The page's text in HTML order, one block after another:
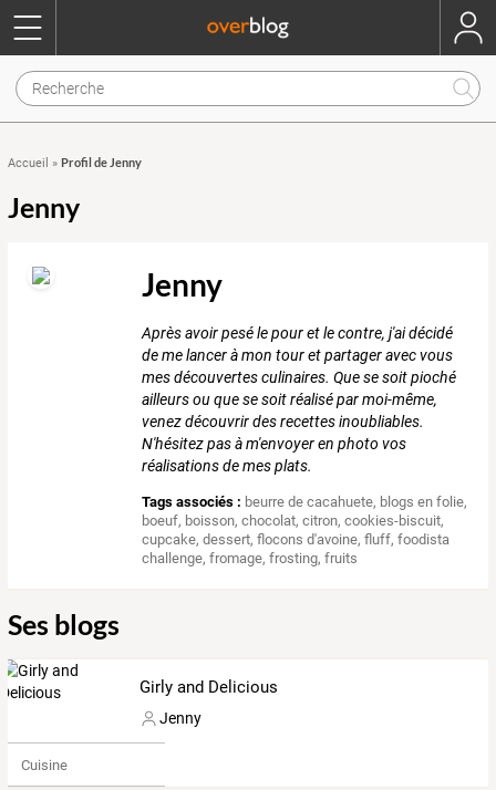
Accueil » Profil de Jenny
Jenny
Jenny
Après avoir pesé le pour et le contre, j'ai décidé
de me lancer à mon tour et partager avec vous
mes découvertes culinaires. Que se soit pioché
ailleurs ou que se soit réalisé par moi-même,
venez découvrir des recettes inoubliables.
N'hésitez pas à m'envoyer en photo vos
réalisations de mes plats.
Tags associés : beurre de cacahuete, blogs en folie,
boeuf, boisson,chocolat,citron,cookies-biscuit,
cupcake,dessert,flocons d'avoine,fluff,foodista
challenge,fromage,frosting,fruits
Ses blogs
Girly and Delicious
Jenny
Cuisine